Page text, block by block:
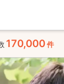
170,000件